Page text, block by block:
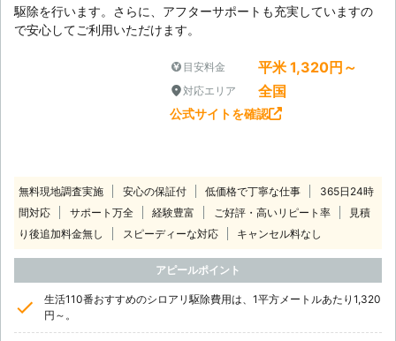
駆除を行います。さらに、アフターサポートも充実していますの
で安心してご利用いただけます。
目安料金 平米 1,320円～
対応エリア 全国
公式サイトを確認
無料現地調査実施 安心の保証付 低価格で丁寧な仕事
365日24時
間対応
サポート万全 経験豊富 ご好評・高いリピート率
見積
り後追加料金無し
スピーディーな対応 キャンセル料なし
アピールポイント
生活110番おすすめのシロアリ駆除費用は、1平方メートルあたり1,320
円～。